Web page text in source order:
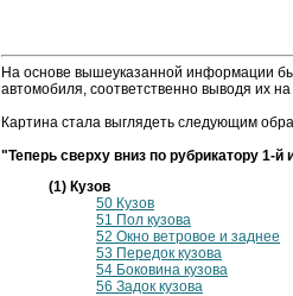
На основе вышеуказанной информации
автомобиля, соответственно выводя их
Картина стала выглядеть следующим
"Теперь сверху вниз по рубрикатору 1-й
(1) Кузов
50 Кузов
51 Пол кузова
52 Окно ветровое и заднее
53 Передок кузова
54 Боковина кузова
56 Задок кузова